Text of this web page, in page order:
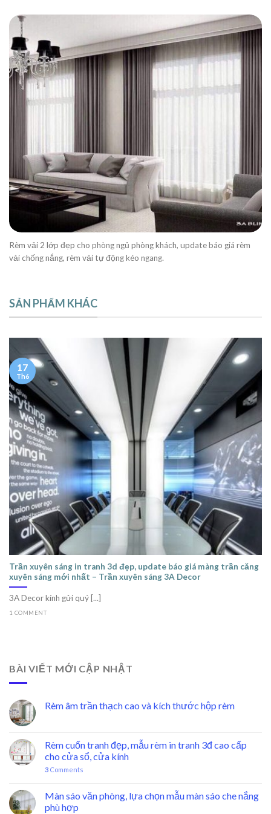
Rèm vải 2 lớp đẹp cho phòng ngủ phòng khách, update báo giá rèm
vải chống nắng, rèm vải tự động kéo ngang.
SẢN PHẨM KHÁC
Trần xuyên sáng in tranh 3d đẹp, update báo giá màng trần căng
xuyên sáng mới nhất – Trần xuyên sáng 3A Decor
3A Decor kính gửi quý [...]
1 COMMENT
17
Th6
BÀI VIẾT MỚI CẬP NHẬT
Rèm âm trần thạch cao và kích thước hộp rèm
Rèm cuốn tranh đẹp, mẫu rèm in tranh 3đ cao cấp
cho cửa sổ, cửa kính
3 Comments
Màn sáo văn phòng, lựa chọn mẫu màn sáo che nắng
phù hợp